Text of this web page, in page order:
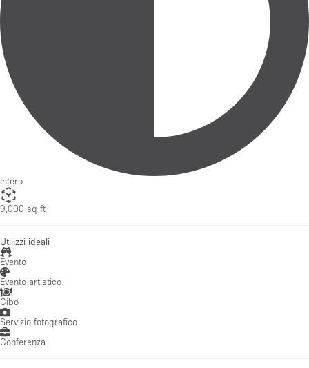
Intero
9,000 sq ft
Utilizzi ideali
Evento
Evento artistico
Cibo
Servizio fotografico
Conferenza